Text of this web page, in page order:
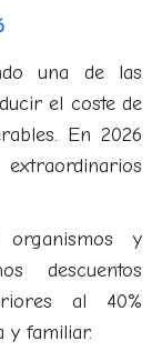
una de las
el coste de
En 2026
y
descuentos
al 40%
y familiar.